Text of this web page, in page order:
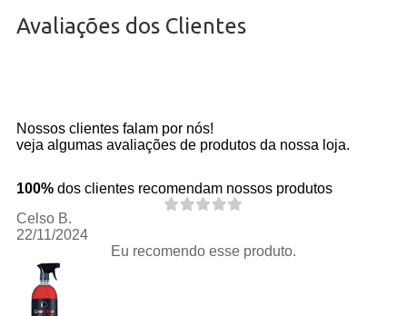
Avaliações dos Clientes
Nossos clientes falam por nós!
veja algumas avaliações de produtos da nossa loja.
100% dos clientes recomendam nossos produtos
Celso B.
22/11/2024
Eu recomendo esse produto.